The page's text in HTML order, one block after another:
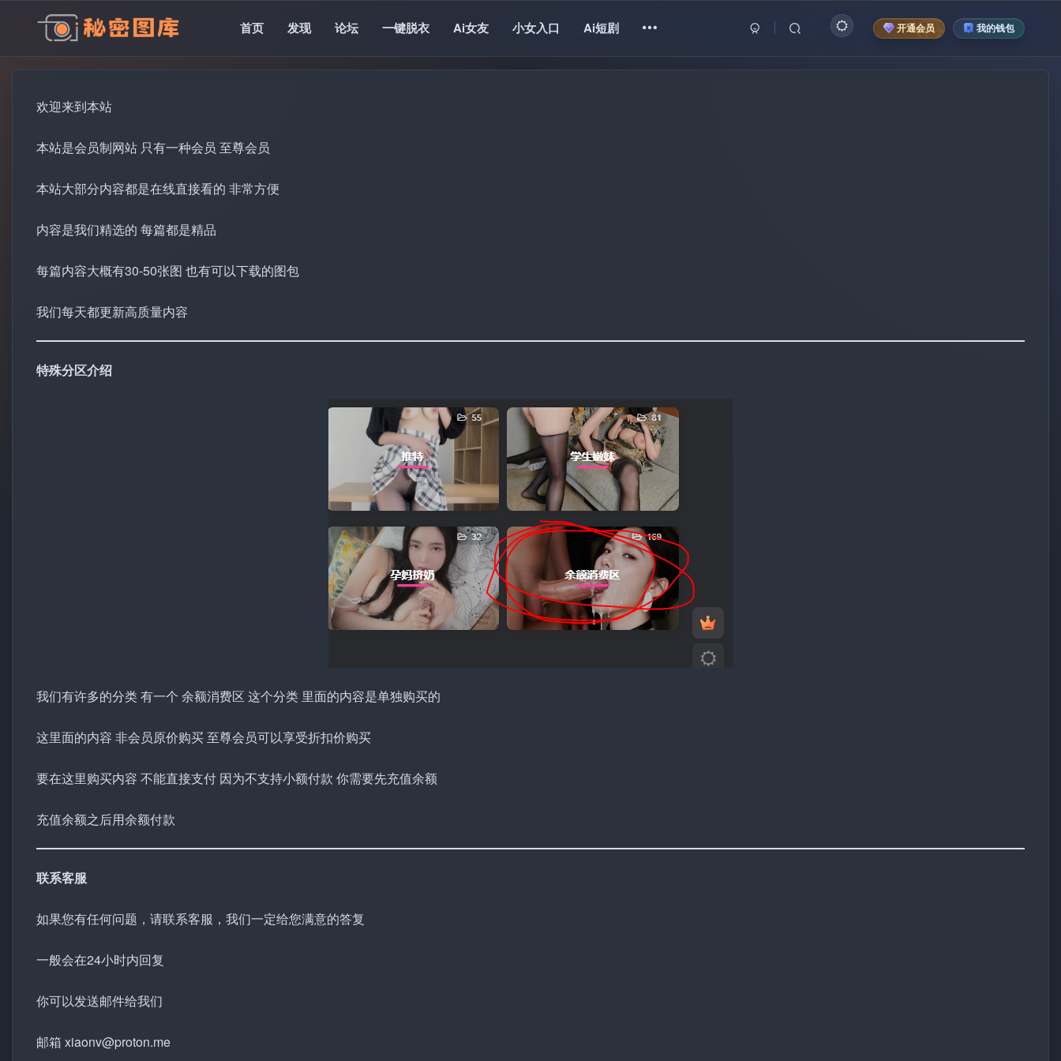
首页 发现 论坛 一键脱衣 Ai女友 小女入口 Ai短剧 开通会员 我的钱包
欢迎来到本站
本站是会员制网站 只有一种会员 至尊会员
本站大部分内容都是在线直接看的 非常方便
内容是我们精选的 每篇都是精品
每篇内容大概有30-50张图 也有可以下载的图包
我们每天都更新高质量内容
特殊分区介绍
我们有许多的分类 有一个 余额消费区 这个分类 里面的内容是单独购买的
这里面的内容 非会员原价购买 至尊会员可以享受折扣价购买
要在这里购买内容 不能直接支付 因为不支持小额付款 你需要先充值余额
充值余额之后用余额付款
联系客服
如果您有任何问题，请联系客服，我们一定给您满意的答复
一般会在24小时内回复
你可以发送邮件给我们
邮箱 xiaonv@proton.me